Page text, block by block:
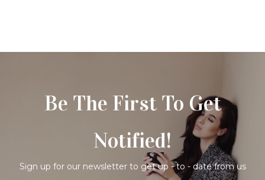
Be The First To Get
Notified!
Sign up for our newsletter to get up - to - date from us